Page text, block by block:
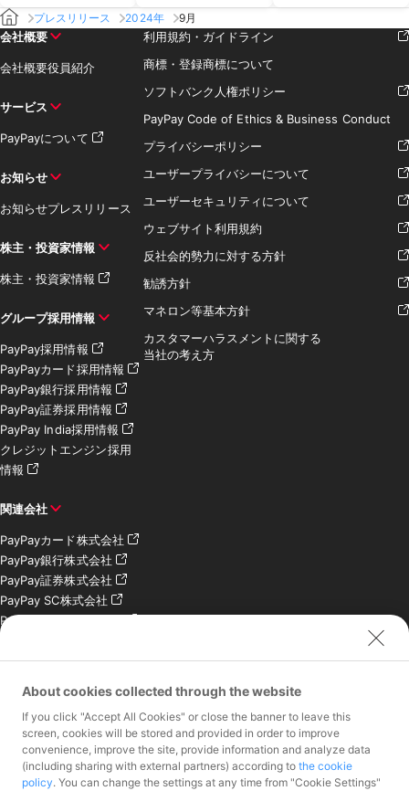
プレスリリース 2024年 9月
会社概要
会社概要役員紹介
サービス
PayPayについて
お知らせ
お知らせプレスリリース
株主・投資家情報
株主・投資家情報
グループ採用情報
PayPay採用情報
PayPayカード採用情報
PayPay銀行採用情報
PayPay証券採用情報
PayPay India採用情報
クレジットエンジン採用
情報
関連会社
PayPayカード株式会社
PayPay銀行株式会社
PayPay証券株式会社
PayPay SC株式会社
PayPay India Pvt. Ltd.
会社
お問い合わせ
加盟店様専用お問い合わ
報道関係者様専用お問い
利用規約・ガイドライン
商標・登録商標について
ソフトバンク人権ポリシー
PayPay Code of Ethics & Business Conduct
プライバシーポリシー
ユーザープライバシーについて
ユーザーセキュリティについて
ウェブサイト利用規約
反社会的勢力に対する方針
勧誘方針
マネロン等基本方針
カスタマーハラスメントに関する
当社の考え方
About cookies collected through the website
If you click "Accept All Cookies" or close the banner to leave this
screen, cookies will be stored and provided in order to improve
convenience, improve the site, provide information and analyze data
(including sharing with external partners) according to the cookie
policy. You can change the settings at any time from "Cookie Settings"